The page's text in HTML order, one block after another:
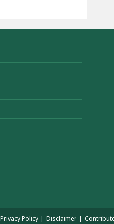
Privacy Policy Disclaimer Contribute